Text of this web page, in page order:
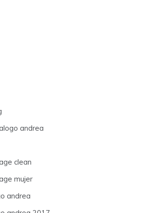
andrea
clean
mujer
andrea